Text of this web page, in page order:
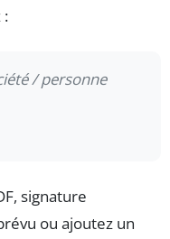
:
/ personne
signature
ou ajoutez un